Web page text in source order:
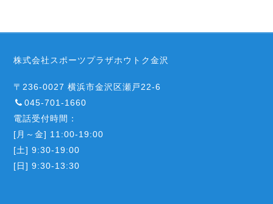
株式会社スポーツプラザホウトク金沢
〒236-0027 横浜市金沢区瀬戸22-6
045-701-1660
電話受付時間：
[月～金] 11:00-19:00
[土] 9:30-19:00
[日] 9:30-13:30